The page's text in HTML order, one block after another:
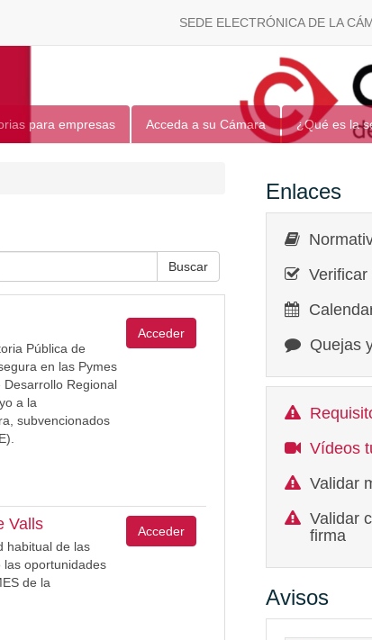
SEDE ELECTRÓNICA DE LA
para empresas Acceda a su Cámara ¿Qué es la
Pública de
en las Pymes
Regional
a la
subvencionados
Acceder
Valls
habitual de las
las oportunidades
de la
Acceder
Enlaces
Quejas
Vídeos
Validar
Validar
firma
Avisos